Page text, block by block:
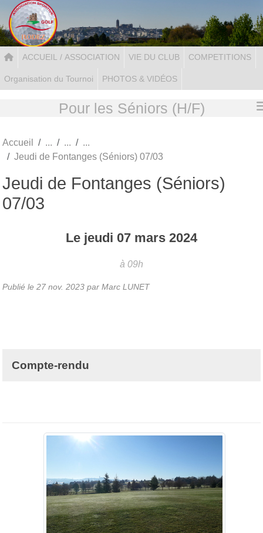
ACCUEIL / ASSOCIATION VIE DU CLUB COMPETITIONS
Organisation du Tournoi PHOTOS & VIDÉOS
Pour les Séniors (H/F)
Accueil
Jeudi de Fontanges (Séniors) 07/03
Jeudi de Fontanges (Séniors)
07/03
Le jeudi 07 mars 2024
à 09h
Publié le 27 nov. 2023 par Marc LUNET
Compte-rendu
Panneau de gestion des cookies